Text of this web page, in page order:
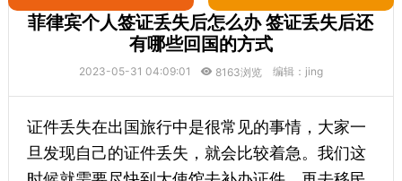
菲律宾个人签证丢失后怎么办 签证丢失后还
有哪些回国的方式
2023-05-31 04:09:01 8163浏览 编辑：jing
证件丢失在出国旅行中是很常见的事情，大家一
旦发现自己的证件丢失，就会比较着急。我们这